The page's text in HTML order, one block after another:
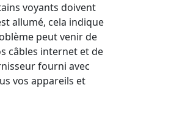
voyants doivent
allumé, cela indique
peut venir de
câbles internet et de
fourni avec
vos appareils et